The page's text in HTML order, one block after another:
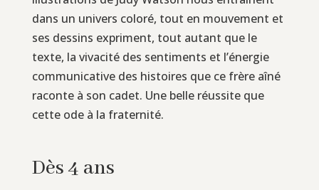
dans un univers coloré, tout en mouvement et
ses dessins expriment, tout autant que le
texte, la vivacité des sentiments et l’énergie
communicative des histoires que ce frère aîné
raconte à son cadet. Une belle réussite que
cette ode à la fraternité.
Dès 4 ans